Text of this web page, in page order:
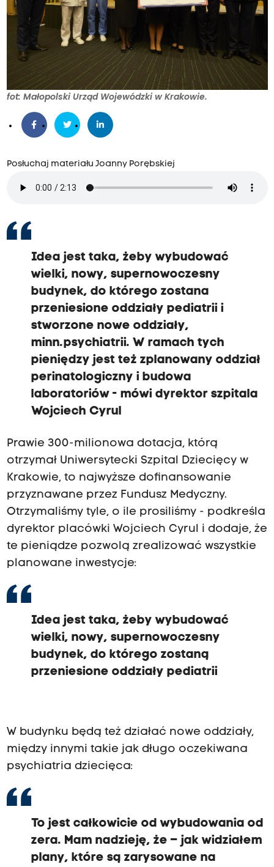
fot: Małopolski Urząd Wojewódzki w Krakowie.
Posłuchaj materiału Joanny Porębskiej
Idea jest taka, żeby wybudować
wielki, nowy, supernowoczesny
budynek, do którego zostana
przeniesione oddziały pediatrii i
stworzone nowe oddziały,
minn.psychiatrii. W ramach tych
pieniędzy jest też zplanowany oddział
perinatologiczny i budowa
laboratoriów - mówi dyrektor szpitala
Wojciech Cyrul
Prawie 300-milionowa dotacja, którą
otrzymał Uniwersytecki Szpital Dziecięcy w
Krakowie, to najwyższe dofinansowanie
przyznawane przez Fundusz Medyczny.
Otrzymaliśmy tyle, o ile prosiliśmy - podkreśla
dyrektor placówki Wojciech Cyrul i dodaje, że
te pieniądze pozwolą zrealizować wszystkie
planowane inwestycje:
Idea jest taka, żeby wybudować
wielki, nowy, supernowoczesny
budynek, do którego zostaną
przeniesione oddziały pediatrii
W budynku będą też działać nowe oddziały,
między innymi takie jak długo oczekiwana
psychiatria dziecięca:
To jest całkowicie od wybudowania od
zera. Mam nadzieję, że – jak widziałem
plany, które są zarysowane na